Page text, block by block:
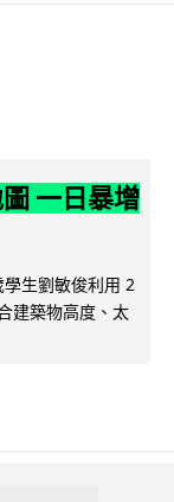
一日暴增
學生劉敏俊利用 2
建築物高度、太